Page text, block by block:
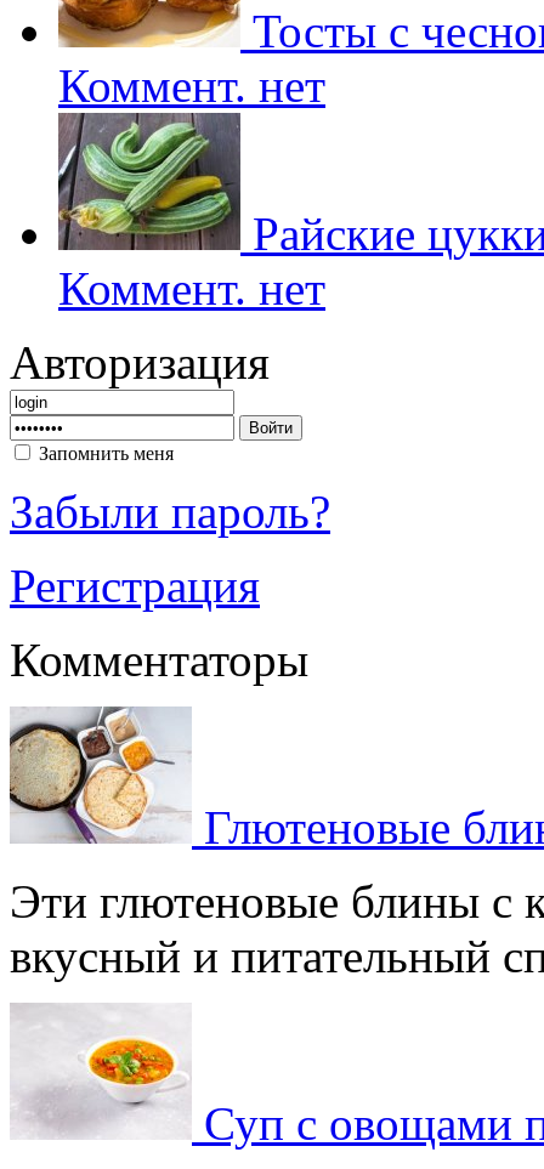
Тосты с
Коммент. нет
Райские
Коммент. нет
Авторизация
Запомнить меня
Забыли пароль?
Регистрация
Комментаторы
Глютеновые
Эти глютеновые блины с
вкусный и питательный
Суп с овощами